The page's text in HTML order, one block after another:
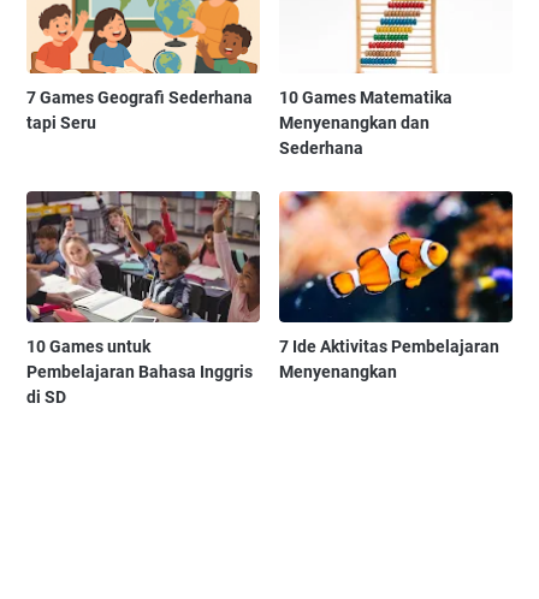
7 Games Geografi Sederhana
tapi Seru
10 Games Matematika
Menyenangkan dan
Sederhana
10 Games untuk
Pembelajaran Bahasa Inggris
di SD
7 Ide Aktivitas Pembelajaran
Menyenangkan